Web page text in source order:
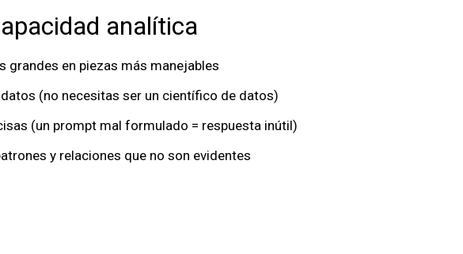
analítica
grandes en piezas más manejables
(no necesitas ser un científico de datos)
(un prompt mal formulado = respuesta inútil)
y relaciones que no son evidentes